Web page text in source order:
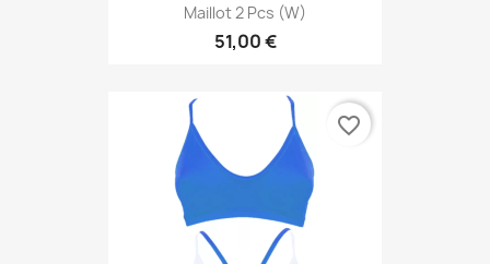
Maillot 2 Pcs (W)
51,00 €
favorite_border